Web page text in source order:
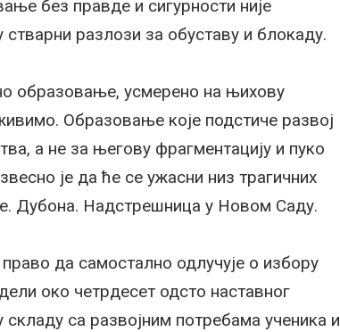
без правде и сигурности није
разлози за обуставу и блокаду.
образовање, усмерено на њихову
Образовање које подстиче развој
а не за његову фрагментацију и пуко
је да ће се ужасни низ трагичних
Дубона. Надстрешница у Новом Саду.
да самостално одлучује о избору
око четрдесет одсто наставног
са развојним потребама ученика и